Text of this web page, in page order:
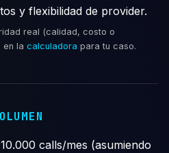
y flexibilidad de provider.
real (calidad, costo o
en la calculadora para tu caso.
calls/mes (asumiendo